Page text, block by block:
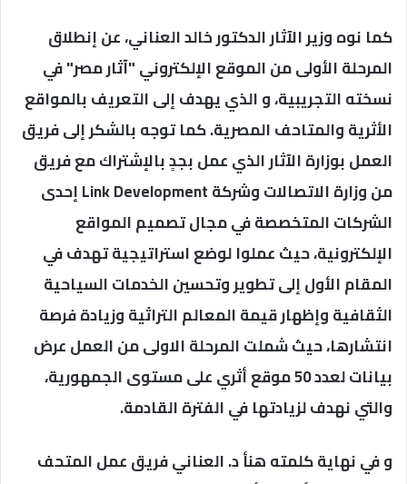
كما نوه وزير الآثار الدكتور خالد العناني، عن إنطلاق
المرحلة الأولى من الموقع الإلكتروني "آثار مصر" في
نسخته التجريبية، و الذي يهدف إلى التعريف بالمواقع
الأثرية والمتاحف المصرية. كما توجه بالشكر إلى فريق
العمل بوزارة الآثار الذي عمل بجدٍ بالإشتراك مع فريق
من وزارة الاتصالات وشركة Link Development إحدى
الشركات المتخصصة في مجال تصميم المواقع
الإلكترونية، حيث عملوا لوضع استراتيجية تهدف في
المقام الأول إلى تطوير وتحسين الخدمات السياحية
الثقافية وإظهار قيمة المعالم التراثية وزيادة فرصة
انتشارها، حيث شملت المرحلة الاولى من العمل عرض
بيانات لعدد 50 موقع أثري على مستوى الجمهورية،
والتي نهدف لزيادتها في الفترة القادمة.
و في نهاية كلمته هنأ د. العناني فريق عمل المتحف